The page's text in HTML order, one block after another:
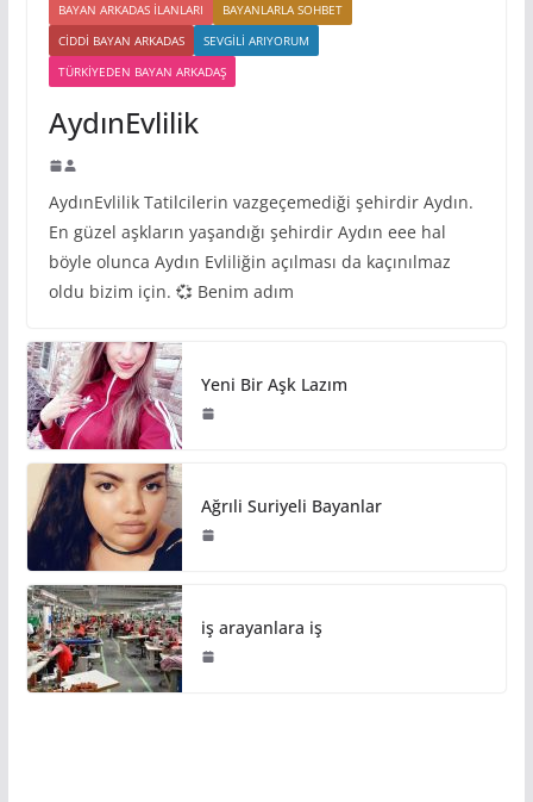
BAYAN ARKADAS ILANLARI
BAYANLARLA SOHBET
CIDDI BAYAN ARKADAS
SEVGILI ARIYORUM
TÜRKIYEDEN BAYAN ARKADAŞ
AydınEvlilik
AydınEvlilik Tatilcilerin vazgeçemediği şehirdir Aydın.
En güzel aşkların yaşandığı şehirdir Aydın eee hal
böyle olunca Aydın Evliliğin açılması da kaçınılmaz
oldu bizim için. 💞 Benim adım
Yeni Bir Aşk Lazım
Ağrıli Suriyeli Bayanlar
iş arayanlara iş